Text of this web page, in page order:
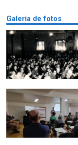
Galeria de fotos